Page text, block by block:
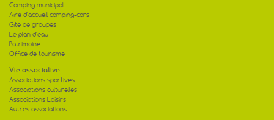
Camping municipal
Aire d'accueil camping-cars
Gite de groupes
Le plan d'eau
Patrimoine
Office de tourisme
Vie associative
Associations sportives
Associations culturelles
Associations Loisirs
Autres associations